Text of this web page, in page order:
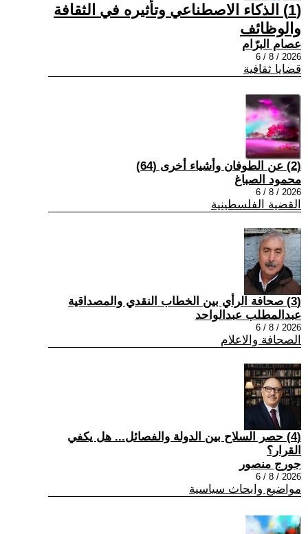
(1) الذكاء الاصطناعي وتأثيره في الثقافة
والوظائف
عصام البرّام
2026 / 8 / 6
قضايا ثقافية
(2) عن الطوفان وأشياء أخرى (64)
محمود الصباغ
2026 / 8 / 6
القضية الفلسطينية
(3) صحافة الرأي بين الخطاب النقدي والمصداقية
عبدالمطلب عبدالواحد
2026 / 8 / 6
الصحافة والاعلام
(4) حصر السلاح بين الدولة والفصائل... هل يكفي
القرار؟
جورج منصور
2026 / 8 / 6
مواضيع وابحاث سياسية